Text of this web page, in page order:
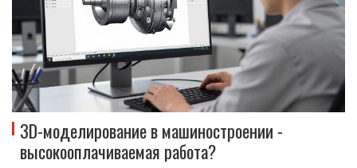
3D-моделирование в машиностроении -
высокооплачиваемая работа?